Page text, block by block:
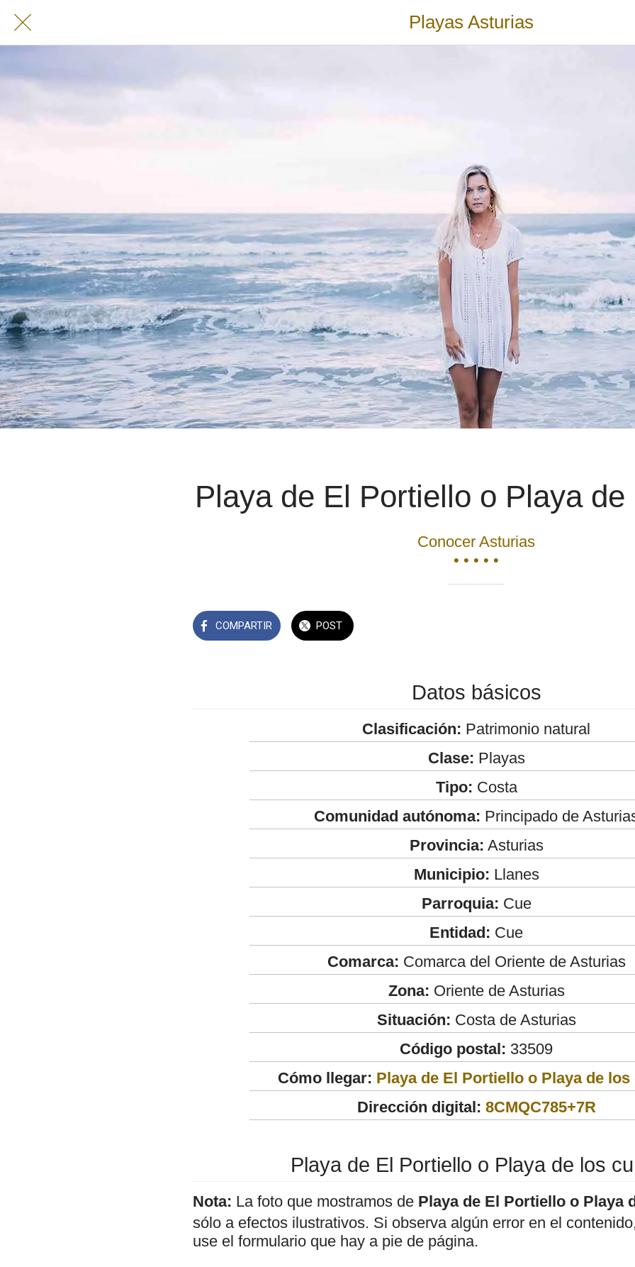
Playas Asturias
Playa de El Portiello o Playa
Conocer Asturias
• • • • •
COMPARTIR POST
Datos básicos
Clasificación: Patrimonio natural
Clase: Playas
Tipo: Costa
Comunidad autónoma: Principado de
Provincia: Asturias
Municipio: Llanes
Parroquia: Cue
Entidad: Cue
Comarca: Comarca del Oriente de Asturias
Zona: Oriente de Asturias
Situación: Costa de Asturias
Código postal: 33509
Cómo llegar: Playa de El Portiello o Playa de los
Dirección digital: 8CMQC785+7R
Playa de El Portiello o Playa de los
Nota: La foto que mostramos de Playa de El Portiello o Playa
sólo a efectos ilustrativos. Si observa algún error en el
use el formulario que hay a pie de página.